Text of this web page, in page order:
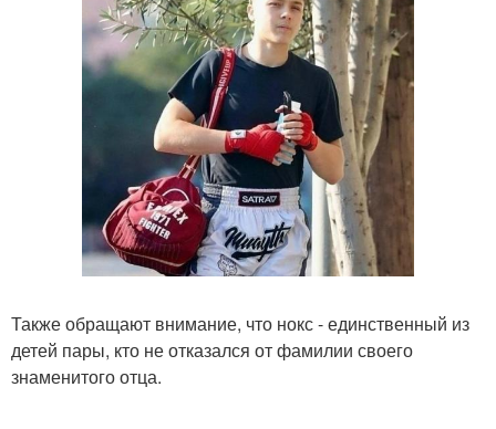
Также обращают внимание, что нокс - единственный из
детей пары, кто не отказался от фамилии своего
знаменитого отца.